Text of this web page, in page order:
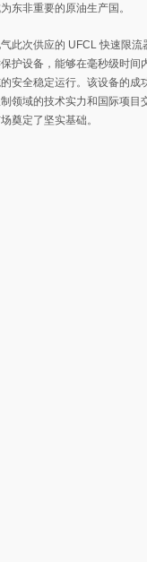
东非重要的原油生产国。
此次供应的 UFCL 快速限
护设备，能够在毫秒级时间
安全稳定运行。该设备的成
领域的技术实力和国际项
奠定了坚实基础。